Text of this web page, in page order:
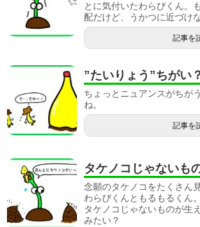
とに気付いたわらびくん。
配だけど、うかつに近づけ
記事を
”たいりょう”ちがい？
ちょっとニュアンスがちが
ね。
記事を
タケノコじゃないも
念願のタケノコをたくさん
わらびくんともるもるくん
タケノコじゃないものが生
みたい？